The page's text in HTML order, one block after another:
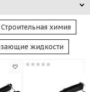
Строительная химия
жидкости